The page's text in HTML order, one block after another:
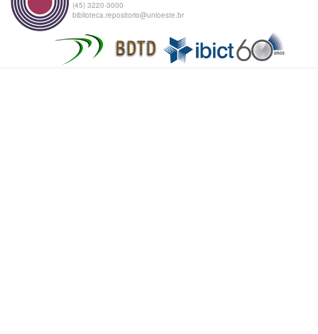
(45) 3220-3000
biblioteca.repositorio@unioeste.br